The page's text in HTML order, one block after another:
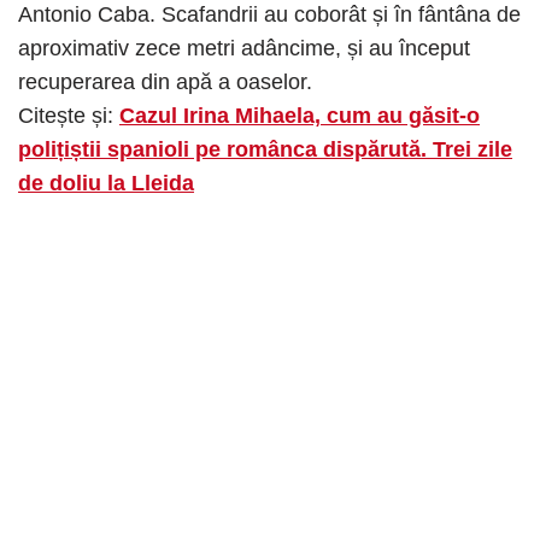
Antonio Caba. Scafandrii au coborât și în ​​fântâna de
aproximativ zece metri adâncime, și au început
recuperarea din apă a oaselor.
Citește și: Cazul Irina Mihaela, cum au găsit-o
polițiștii spanioli pe românca dispărută. Trei zile
de doliu la Lleida